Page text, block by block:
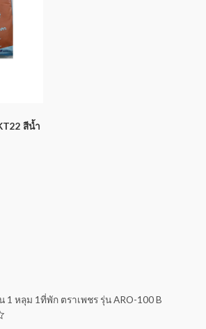
สีน้ำ
1 หลุม 1ที่พัก ตราเพชร รุ่น ARO-100 B